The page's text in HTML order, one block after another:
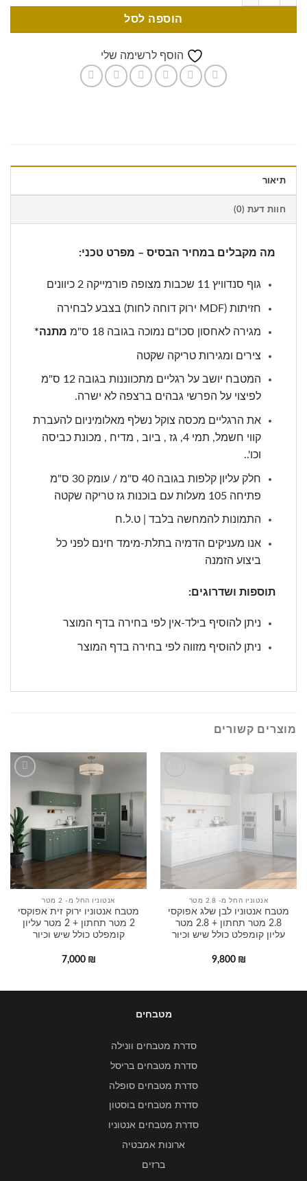
הוספה לסל
הוסף לרשימה שלי
תיאור
חוות דעת (0)
מה מקבלים במחיר הבסיס – מפרט טכני:
גוף סנדוויץ 11 שכבות מצופה פורמייקה 2 כיוונים
חזיתות (MDF ירוק דוחה לחות) בצבע לבחירה
מגירה לאחסון סכו"ם נמוכה בגובה 18 ס"מ מתנה*
צירים ומגירות טריקה שקטה
המטבח יושב על רגליים מתכווננות בגובה 12 ס"מ
לפיצוי על הפרשי גבהים ברצפה לא ישרה.
את הרגליים מכסה צוקל נשלף מאלומיניום להעברת
קווי חשמל, תמי 4, גז , ביוב , מדיח , מכונת כביסה
וכו'..
חלק עליון קלפות בגובה 40 ס"מ / עומק 30 ס"מ
פתיחה 105 מעלות עם בוכנות גז טריקה שקטה
התמונות להמחשה בלבד | ט.ל.ח
אנו מעניקים הדמיה בתלת-מימד חינם לפני כל
ביצוע הזמנה
תוספות ושדרוגים:
ניתן להוסיף בילד-אין לפי בחירה בדף המוצר
ניתן להוסיף מזווה לפי בחירה בדף המוצר
מוצרים קשורים
שלי
אנטוניו החל מ- 2.8 מטר
מטבח אנטוניו לבן שלג אפוקסי
2.8 מטר תחתון + 2.8 מטר
עליון קומפלט כולל שיש וכיור
9,800 ₪
שלי
אנטוניו החל מ- 2 מטר
מטבח אנטוניו ירוק זית אפוקסי
2 מטר תחתון + 2 מטר עליון
קומפלט כולל שיש וכיור
7,000 ₪
מטבחים
סדרת מטבחים וונילה
סדרת מטבחים בריסל
סדרת מטבחים סופלה
סדרת מטבחים בוסטון
סדרת מטבחים אנטוניו
ארונות אמבטיה
ברזים